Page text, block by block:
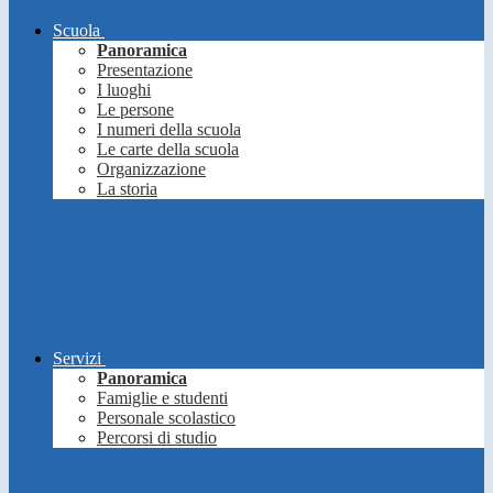
Scuola
Panoramica
Presentazione
I luoghi
Le persone
I numeri della scuola
Le carte della scuola
Organizzazione
La storia
Servizi
Panoramica
Famiglie e studenti
Personale scolastico
Percorsi di studio